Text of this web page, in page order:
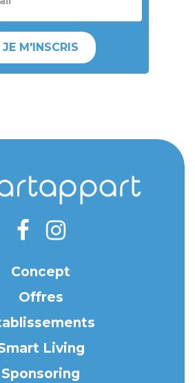
JE M'INSCRIS
Concept
Offres
Living
Sponsoring